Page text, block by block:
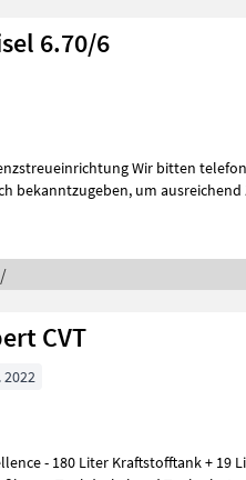
6.70/6
um ausreichend Zeit für
CVT
2022